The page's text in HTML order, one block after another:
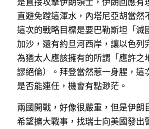
莊豪鋒專欄
香港科技專上書院｜專欄
直避免蹚這渾水，內塔尼亞胡當然
這次的戰略目標是要巴勒斯坦「滅
加沙，還有約旦河西岸，讓以色列
為猶太人應該擁有的所謂「應許之
謬絕倫）。拜登當然惹一身腥，這
是否能連任，機會有點渺茫。
兩國開戰，好像很嚴重，但是伊朗
希望擴大戰事，找瑞士向美國發出